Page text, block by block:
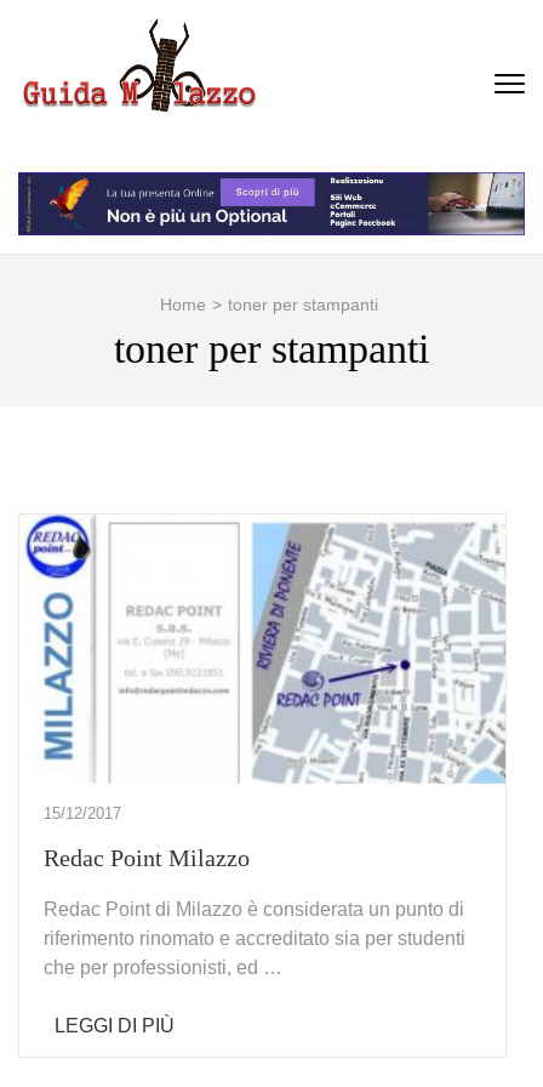
(premi
GUIDA MILAZZO
Home > toner per stampanti
toner per stampanti
15/12/2017
Redac Point Milazzo
Redac Point di Milazzo è considerata un punto di
riferimento rinomato e accreditato sia per studenti
che per professionisti, ed …
LEGGI DI PIÙ